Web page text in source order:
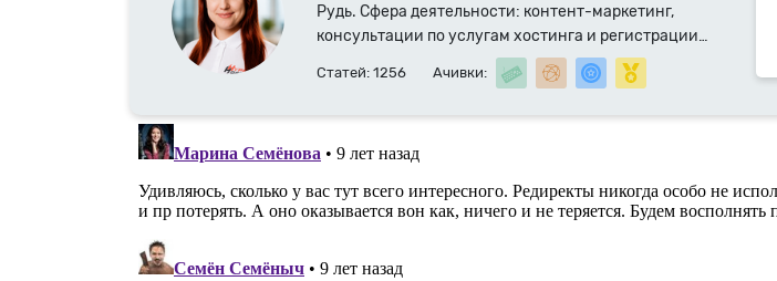
Рудь. Сфера деятельности: контент-маркетинг,
консультации по услугам хостинга и регистрации
доменных имен. Специалист компании HyperHost.UA
Статей: 1256 Ачивки: